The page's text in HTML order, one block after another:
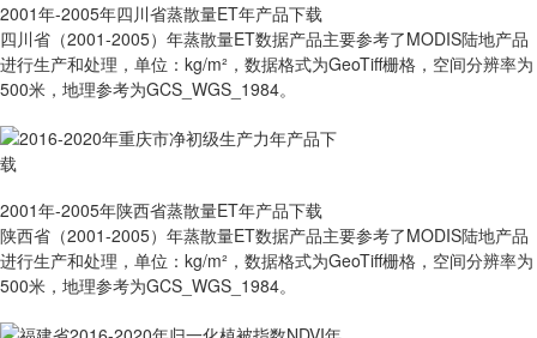
2001年-2005年四川省蒸散量ET年产品下载
四川省（2001-2005）年蒸散量ET数据产品主要参考了MODIS陆地产品
进行生产和处理，单位：kg/m²，数据格式为GeoTiff栅格，空间分辨率为
500米，地理参考为GCS_WGS_1984。
2001年-2005年陕西省蒸散量ET年产品下载
陕西省（2001-2005）年蒸散量ET数据产品主要参考了MODIS陆地产品
进行生产和处理，单位：kg/m²，数据格式为GeoTiff栅格，空间分辨率为
500米，地理参考为GCS_WGS_1984。